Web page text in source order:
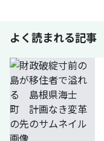
よく読まれる記事